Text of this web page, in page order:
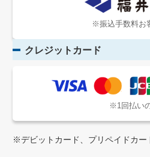
※振込手数料お
クレジットカード
※1回払い
※デビットカード、プリペイドカー